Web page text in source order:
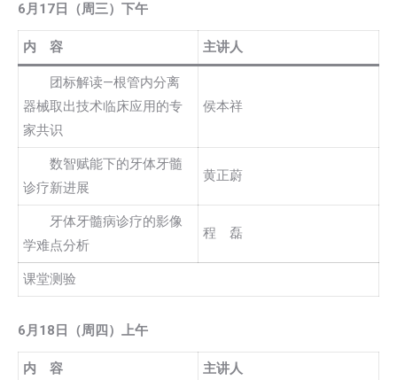
6月17日（周三）下午
内 容 主讲人
团标解读—根管内分离
器械取出技术临床应用的专
家共识
侯本祥
数智赋能下的牙体牙髓
诊疗新进展
黄正蔚
牙体牙髓病诊疗的影像
学难点分析
程 磊
课堂测验
6月18日（周四）上午
内 容 主讲人